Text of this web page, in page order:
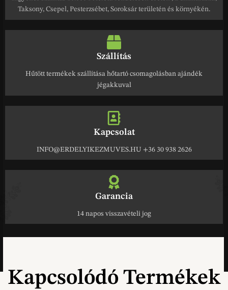
Taksony, Csepel, Pesterzsébet, Soroksár területén és környékén.
Szállítás
Hűtött termékek szállítása hőtartó csomagolásban ajándék
jégakkuval
Kapcsolat
INFO@ERDELYIKEZMUVES.HU +36 30 938 2626
Garancia
14 napos visszavételi jog
Kapcsolódó Termékek